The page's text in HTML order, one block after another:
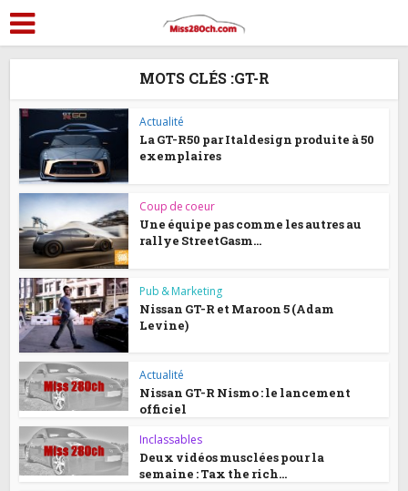
MOTS CLÉS :GT-R
Actualité
La GT-R50 par Italdesign produite à 50
exemplaires
Coup de coeur
Une équipe pas comme les autres au
rallye StreetGasm...
Pub & Marketing
Nissan GT-R et Maroon 5 (Adam
Levine)
Actualité
Nissan GT-R Nismo : le lancement
officiel
Inclassables
Deux vidéos musclées pour la
semaine : Tax the rich...